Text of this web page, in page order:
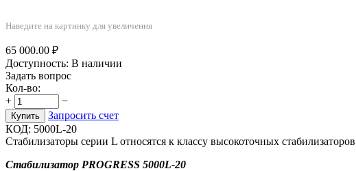
Наведите на картинку для увеличения
65 000.00 ₽
Доступность: В наличии
Задать вопрос
Кол-во:
+
−
Купить
Запросить счет
КОД: 5000L-20
Стабилизаторы серии L относятся к класcу высокоточных
Стабилизатор PROGRESS 5000L-20